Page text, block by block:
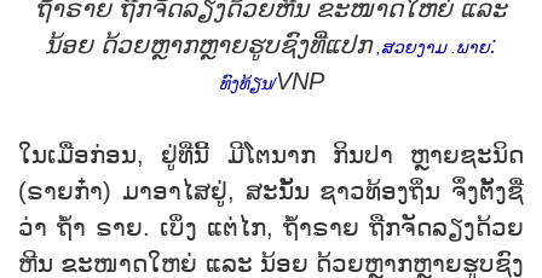
ຖ້ຳຣາຍ ຖືກຈັດລຽງດ້ວຍຫີນ ຂະໜາດໃຫຍ່ ແລະ
ນ້ອຍ ດ້ວຍຫຼາກຫຼາຍຮູບຊົງທີ່ແປກ,ສວຍງາມ.ພາຍ:
ທົງທ້ຽນ/VNP
ໃນເມື່ອກ່ອນ, ຢູ່ທ່ີນີ້ ມີໂຕນາກ ກິນປາ ຫຼາຍຊະນິດ
(ຣາຍກ໋າ) ມາອາໄສຢູ່, ສະນັ້ນ ຊາວທ້ອງຖິ່ນ ຈຶ່ງຕັ້ງຊື່
ວ່າ ຖ້ຳ ຣາຍ. ເບິ່ງ ແຕ່ໄກ, ຖ້ຳຣາຍ ຖືກຈັດລຽງດ້ວຍ
ຫີນ ຂະໜາດໃຫຍ່ ແລະ ນ້ອຍ ດ້ວຍຫຼາກຫຼາຍຮູບຊົງ